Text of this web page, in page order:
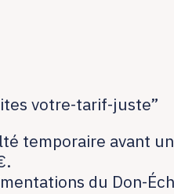
votre-tarif-juste”
temporaire avant
du Don-